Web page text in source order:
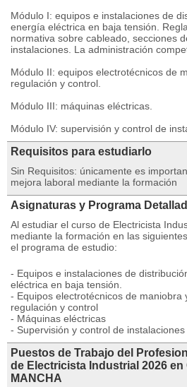
Módulo I: equipos e instalaciones de
energía eléctrica en baja tensión.
normativa sobre cableado, secciones
instalaciones. La administración
Módulo II: equipos electrotécnicos de
regulación y control.
Módulo III: máquinas eléctricas.
Módulo IV: supervisión y control de
Requisitos para estudiarlo
Sin Requisitos: únicamente es
mejora laboral mediante la formación
Asignaturas y Programa
Al estudiar el curso de Electricista
mediante la formación en las
el programa de estudio:
- Equipos e instalaciones de
eléctrica en baja tensión.
- Equipos electrotécnicos de maniobra
regulación y control
- Máquinas eléctricas
- Supervisión y control de instalaciones
Puestos de Trabajo del
de Electricista Industrial 2026 en
MANCHA